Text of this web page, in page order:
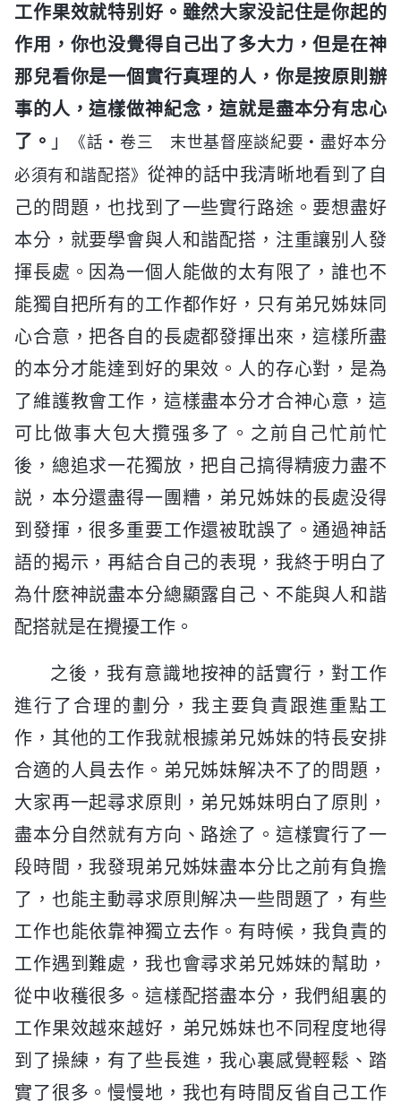
工作果效就特别好。雖然大家没記住是你起的
作用，你也没覺得自己出了多大力，但是在神
那兒看你是一個實行真理的人，你是按原則辦
事的人，這樣做神紀念，這就是盡本分有忠心
了。 」
《話・卷三 末世基督座談紀要・盡好本分
必須有和諧配搭》 從神的話中我清晰地看到了自
己的問題，也找到了一些實行路途。要想盡好
本分，就要學會與人和諧配搭，注重讓别人發
揮長處。因為一個人能做的太有限了，誰也不
能獨自把所有的工作都作好，只有弟兄姊妹同
心合意，把各自的長處都發揮出來，這樣所盡
的本分才能達到好的果效。人的存心對，是為
了維護教會工作，這樣盡本分才合神心意，這
可比做事大包大攬强多了。之前自己忙前忙
後，總追求一花獨放，把自己搞得精疲力盡不
説，本分還盡得一團糟，弟兄姊妹的長處没得
到發揮，很多重要工作還被耽誤了。通過神話
語的揭示，再結合自己的表現，我終于明白了
為什麽神説盡本分總顯露自己、不能與人和諧
配搭就是在攪擾工作。
之後，我有意識地按神的話實行，對工作
進行了合理的劃分，我主要負責跟進重點工
作，其他的工作我就根據弟兄姊妹的特長安排
合適的人員去作。弟兄姊妹解决不了的問題，
大家再一起尋求原則，弟兄姊妹明白了原則，
盡本分自然就有方向、路途了。這樣實行了一
段時間，我發現弟兄姊妹盡本分比之前有負擔
了，也能主動尋求原則解决一些問題了，有些
工作也能依靠神獨立去作。有時候，我負責的
工作遇到難處，我也會尋求弟兄姊妹的幫助，
從中收穫很多。這樣配搭盡本分，我們組裏的
工作果效越來越好，弟兄姊妹也不同程度地得
到了操練，有了些長進，我心裏感覺輕鬆、踏
實了很多。慢慢地，我也有時間反省自己工作